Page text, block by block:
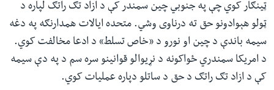
ټینګار کوي چې په جنوبي چین سمندر کې د ازاد تګ راتګ لپاره د
ټولو هېوادونو حق ته درناوی وشي. متحده ایالات همدارنګه په دغه
سیمه باندې د چین او نورو د «خاص تسلط» د ادعا مخالفت کوي.
د امریکا سمندري ځواکونه د نړیوالو قوانینو سره سم د په دې سیمه
کې د ازاد تګ راتګ د حق د ساتلو دپاره عملیات کوي.